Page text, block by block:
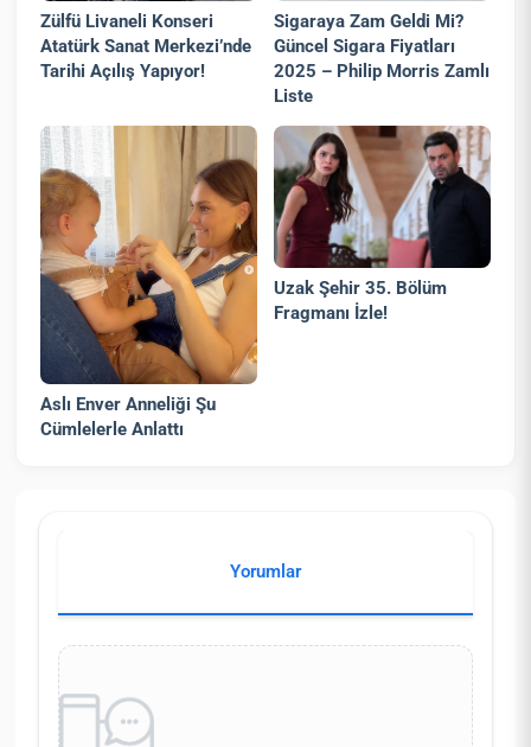
Zülfü Livaneli Konseri
Atatürk Sanat Merkezi’nde
Tarihi Açılış Yapıyor!
Sigaraya Zam Geldi Mi?
Güncel Sigara Fiyatları
2025 – Philip Morris Zamlı
Liste
Aslı Enver Anneliği Şu
Cümlelerle Anlattı
Uzak Şehir 35. Bölüm
Fragmanı İzle!
Yorumlar